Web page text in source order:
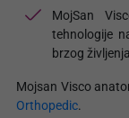
MojSan
tehnologije
brzog
Mojsan Visco
Orthopedic.